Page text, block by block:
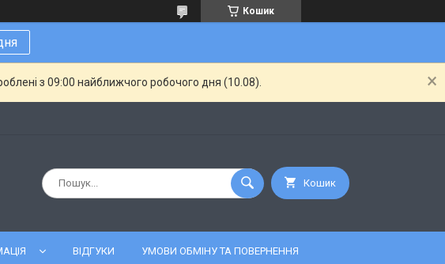
Кошик
з 09:00 найближчого робочого дня (10.08).
Кошик
ВІДГУКИ УМОВИ ОБМІНУ ТА ПОВЕРНЕННЯ